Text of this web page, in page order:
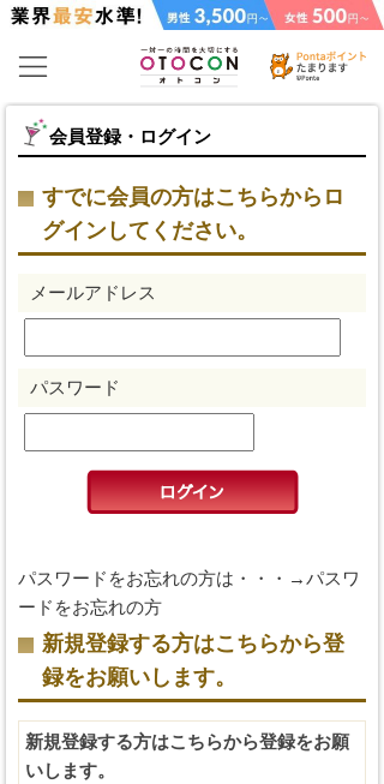
会員登録・ログイン
すでに会員の方はこちらからロ
グインしてください。
メールアドレス
パスワード
パスワードをお忘れの方は・・・→パスワ
ードをお忘れの方
新規登録する方はこちらから登
録をお願いします。
新規登録する方はこちらから登録をお願
いします。